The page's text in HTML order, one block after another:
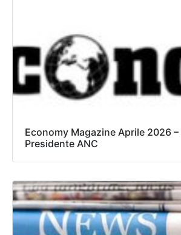
Economy Magazine Aprile 2026
Presidente ANC